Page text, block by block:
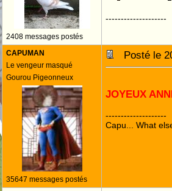
2408 messages postés
--------------------
CAPUMAN
Le vengeur masqué
Gourou Pigeonneux
35647 messages postés
Posté le
JOYEUX
--------------------
Capu... What